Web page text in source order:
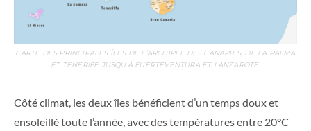
CARTE DES PRINCIPALES ÎLES DE L’ARCHIPEL DES CANARIES, DE LA PALMA
ET TENERIFE JUSQU’À FUERTEVENTURA ET LANZAROTE.
Côté climat, les deux îles bénéficient d’un temps doux et
ensoleillé toute l’année, avec des températures entre 20°C